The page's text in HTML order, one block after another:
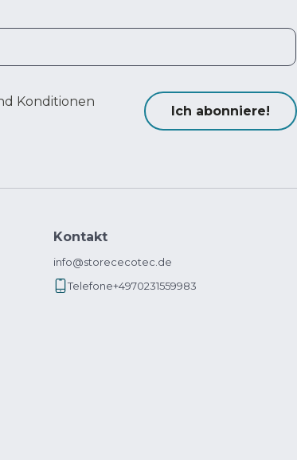
Konditionen
Ich abonniere!
Kontakt
info@storececotec.de
Telefone+4970231559983